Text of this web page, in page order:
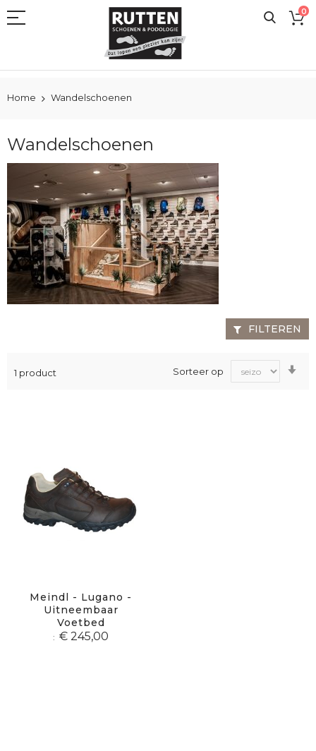
naar
0
Home Wandelschoenen
Wandelschoenen
1 product Sorteer op
Meindl - Lugano -
Uitneembaar
Voetbed
€ 245,00
FILTEREN